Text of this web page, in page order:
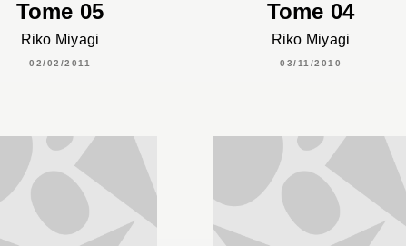
Tome 05
Riko Miyagi
02/02/2011
Tome 04
Riko Miyagi
03/11/2010